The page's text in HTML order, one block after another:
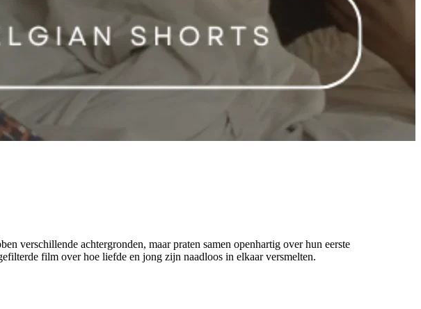
verschillende achtergronden, maar praten samen openhartig over hun eerste
film over hoe liefde en jong zijn naadloos in elkaar versmelten.